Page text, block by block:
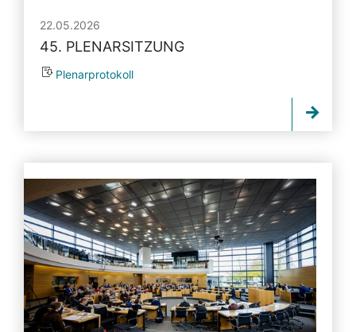
22.05.2026
45. PLENARSITZUNG
Plenarprotokoll